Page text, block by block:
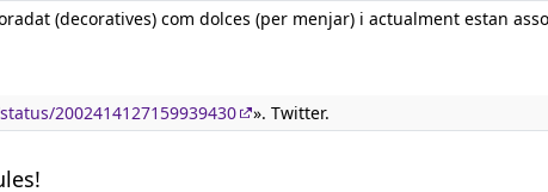
(decoratives) com dolces (per menjar) i actualment estan
2002414127159939430 ». Twitter.